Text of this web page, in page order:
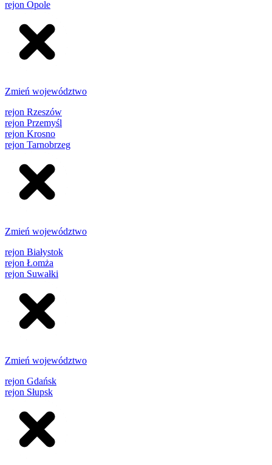
rejon Opole
Zmień województwo
rejon Rzeszów
rejon Przemyśl
rejon Krosno
rejon Tarnobrzeg
Zmień województwo
rejon Białystok
rejon Łomża
rejon Suwałki
Zmień województwo
rejon Gdańsk
rejon Słupsk